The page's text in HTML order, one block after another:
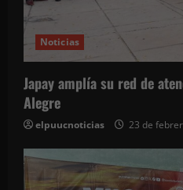
e
e
n
t
r
a
Noticias
Japay amplía su red de
Alegre
elpuucnoticias 23 de